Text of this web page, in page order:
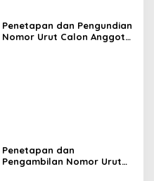
Penetapan dan Pengundian
Nomor Urut Calon Anggota
Penetapan dan
Pengambilan Nomor Urut